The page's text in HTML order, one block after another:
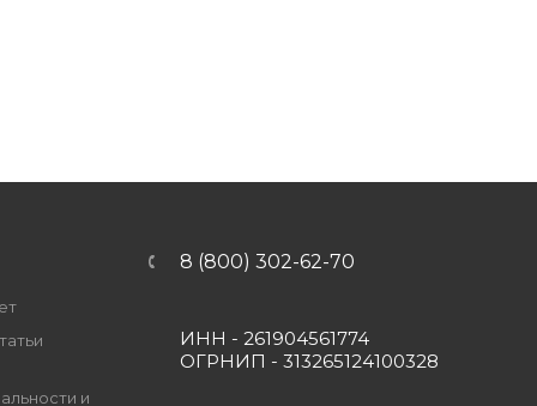
и
8 (800) 302-62-70
ИНН - 261904561774
ОГРНИП - 313265124100328